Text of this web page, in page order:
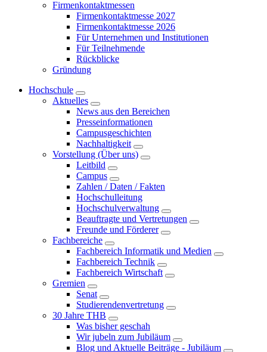
Firmenkontaktmessen
Firmenkontaktmesse 2027
Firmenkontaktmesse 2026
Für Unternehmen und Institutionen
Für Teilnehmende
Rückblicke
Gründung
Hochschule
Aktuelles
News aus den Bereichen
Presseinformationen
Campusgeschichten
Nachhaltigkeit
Vorstellung (Über uns)
Leitbild
Campus
Zahlen / Daten / Fakten
Hochschulleitung
Hochschulverwaltung
Beauftragte und Vertretungen
Freunde und Förderer
Fachbereiche
Fachbereich Informatik und Medien
Fachbereich Technik
Fachbereich Wirtschaft
Gremien
Senat
Studierendenvertretung
30 Jahre THB
Was bisher geschah
Wir jubeln zum Jubiläum
Blog und Aktuelle Beiträge - Jubiläum